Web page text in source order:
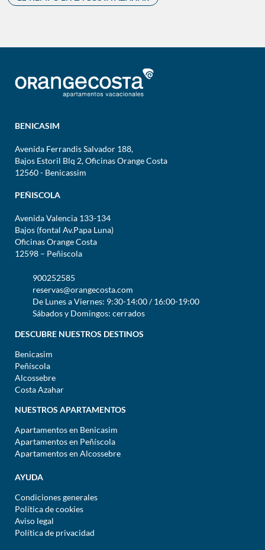
BENICASIM
Avenida Ferrandis Salvador 188,
Bajos Estoril Blq 2, Oficinas Orange Costa
12560 - Benicassim
PEÑISCOLA
Avenida Valencia 133-134
Bajos (fontal Av.Papa Luna)
Oficinas Orange Costa
12598 – Peñiscola
900252585
reservas@orangecosta.com
De Lunes a Viernes: 9:30-14:00 / 16:00-19:00
Sábados y Domingos: cerrados
DESCUBRE NUESTROS DESTINOS
Benicasim
Peñíscola
Alcossebre
Costa Azahar
NUESTROS APARTAMENTOS
Apartamentos en Benicasim
Apartamentos en Peñíscola
Apartamentos en Alcossebre
AYUDA
Condiciones generales
Política de cookies
Aviso legal
Política de privacidad